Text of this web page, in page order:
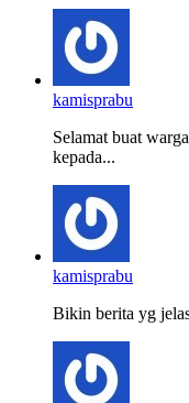
kamisprabu
Selamat buat
kepada...
kamisprabu
Bikin berita yg